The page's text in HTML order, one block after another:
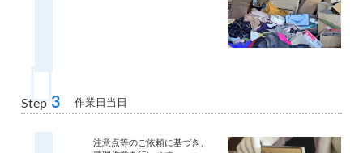
Step 3 作業日当日
注意点等のご依頼に基づき、